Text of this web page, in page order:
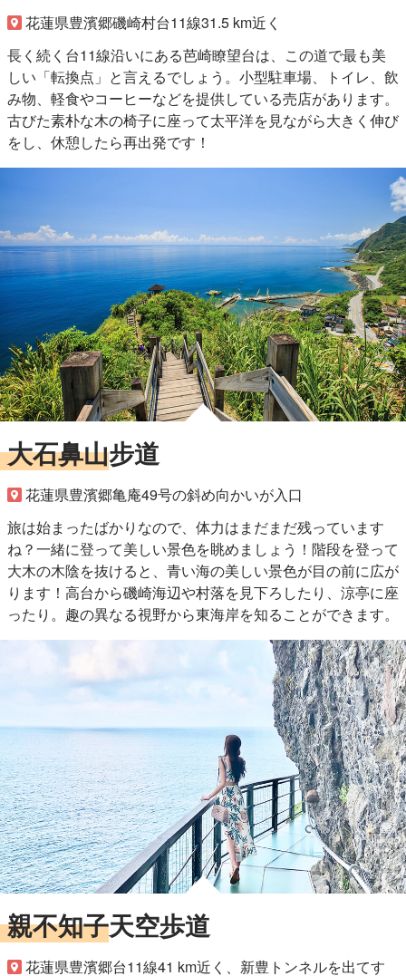
花蓮県豊濱郷磯崎村台11線31.5 km近く
長く続く台11線沿いにある芭崎瞭望台は、この道で最も美
しい「転換点」と言えるでしょう。小型駐車場、トイレ、飲
み物、軽食やコーヒーなどを提供している売店があります。
古びた素朴な木の椅子に座って太平洋を見ながら大きく伸び
をし、休憩したら再出発です！
大石鼻山步道
花蓮県豊濱郷亀庵49号の斜め向かいが入口
旅は始まったばかりなので、体力はまだまだ残っています
ね？一緒に登って美しい景色を眺めましょう！階段を登って
大木の木陰を抜けると、青い海の美しい景色が目の前に広が
ります！高台から磯崎海辺や村落を見下ろしたり、涼亭に座
ったり。趣の異なる視野から東海岸を知ることができます。
親不知子天空歩道
花蓮県豊濱郷台11線41 km近く、新豊トンネルを出てす